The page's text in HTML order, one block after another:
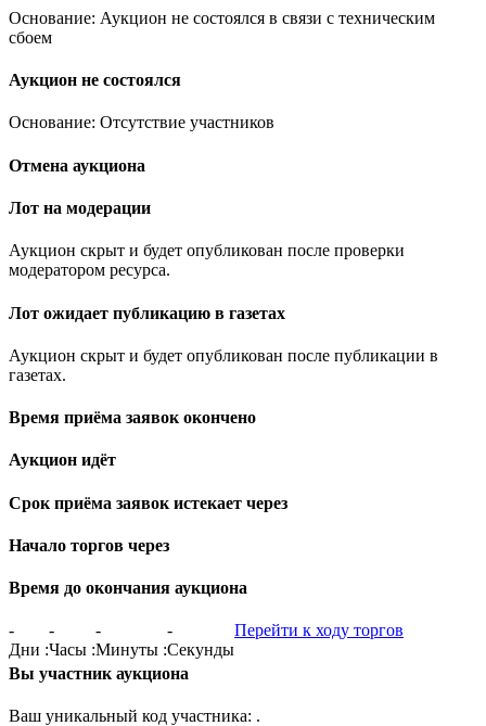
Основание: Аукцион не состоялся в связи с техническим
сбоем
Аукцион не состоялся
Основание: Отсутствие участников
Отмена аукциона
Лот на модерации
Аукцион скрыт и будет опубликован после проверки
модератором ресурса.
Лот ожидает публикацию в газетах
Аукцион скрыт и будет опубликован после публикации в
газетах.
Время приёма заявок окончено
Аукцион идёт
Срок приёма заявок истекает через
Начало торгов через
Время до окончания аукциона
-
Дни :
-
Часы :
-
Минуты :
-
Секунды
Перейти к ходу торгов
Вы участник аукциона
Ваш уникальный код участника: .